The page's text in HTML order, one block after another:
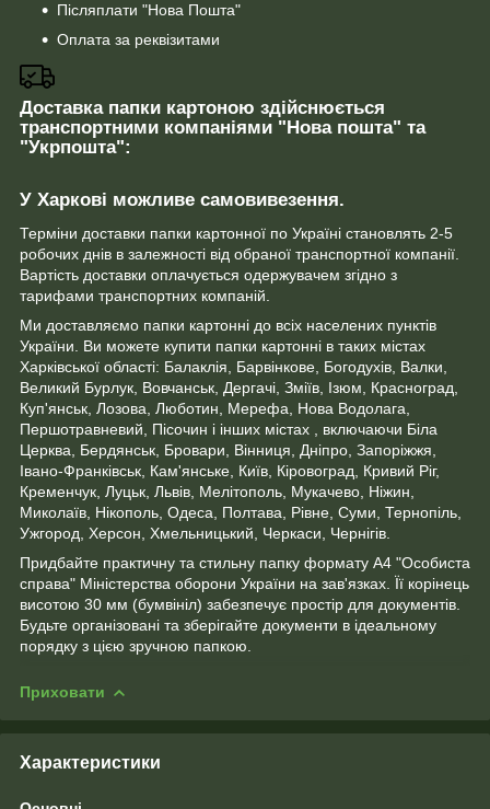
Післяплати "Нова Пошта"
Оплата за реквізитами
Доставка папки картоною здійснюється
транспортними компаніями "Нова пошта" та
"Укрпошта":
У Харкові можливе самовивезення.
Терміни доставки папки картонної по Україні становлять 2-5
робочих днів в залежності від обраної транспортної компанії.
Вартість доставки оплачується одержувачем згідно з
тарифами транспортних компаній.
Ми доставляємо папки картонні до всіх населених пунктів
України. Ви можете купити папки картонні в таких містах
Харківської області: Балаклія, Барвінкове, Богодухів, Валки,
Великий Бурлук, Вовчанськ, Дергачі, Зміїв, Ізюм, Красноград,
Куп'янськ, Лозова, Люботин, Мерефа, Нова Водолага,
Першотравневий, Пісочин і інших містах , включаючи Біла
Церква, Бердянськ, Бровари, Вінниця, Дніпро, Запоріжжя,
Івано-Франківськ, Кам'янське, Київ, Кіровоград, Кривий Ріг,
Кременчук, Луцьк, Львів, Мелітополь, Мукачево, Ніжин,
Миколаїв, Нікополь, Одеса, Полтава, Рівне, Суми, Тернопіль,
Ужгород, Херсон, Хмельницький, Черкаси, Чернігів.
Придбайте практичну та стильну папку формату А4 "Особиста
справа" Міністерства оборони України на зав'язках. Її корінець
висотою 30 мм (бумвініл) забезпечує простір для документів.
Будьте організовані та зберігайте документи в ідеальному
порядку з цією зручною папкою.
Приховати
Характеристики